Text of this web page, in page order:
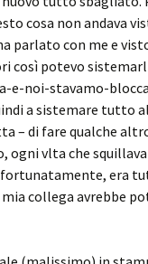
cosa non andava
parlato con me e
così potevo
e-noi-stavamo-
a sistemare tutto
– di fare qualche
ogni vlta che
fortunatamente, era
collega avrebbe